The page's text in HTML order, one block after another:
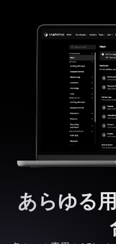
あらゆる